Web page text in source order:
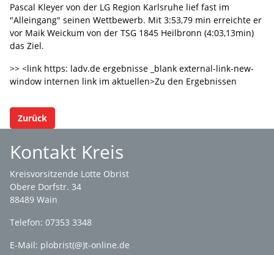
Pascal Kleyer von der LG Region Karlsruhe lief fast im
"Alleingang" seinen Wettbewerb. Mit 3:53,79 min erreichte er
vor Maik Weickum von der TSG 1845 Heilbronn (4:03,13min)
das Ziel.
>> <link https: ladv.de ergebnisse _blank external-link-new-
window internen link im aktuellen>Zu den Ergebnissen
Zurück
Kontakt Kreis
Kreisvorsitzende Lotte Obrist
Obere Dorfstr. 34
88489 Wain
Telefon: 07353 3348
E-Mail: plobrist(@)t-online.de